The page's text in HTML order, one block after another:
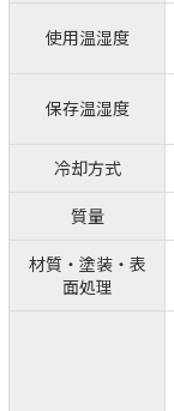
使用温湿度
保存温湿度
冷却方式
質量
材質・塗装・表
面処理